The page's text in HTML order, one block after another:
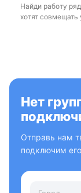
Найди работу
хотят совмещать
Нет
Отправь нам
подключим